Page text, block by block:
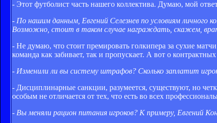
- Этот футболист часть нашего коллектива. Думаю, мой
- По нашим данным, Евгений Селезнев по условиям
Возможно, стоит в таком случае награждать, скажем,
- Не думаю, что стоит премировать голкипера за сухие
команда как забивает, так и пропускает. А вот о
- Изменили ли вы систему штрафов? Сколько заплатит
- Дисциплинарные санкции, разумеется, существуют, но
особым не отличается от тех, что есть во всех
- Вы меняли рацион питания игроков? К примеру, Евгений